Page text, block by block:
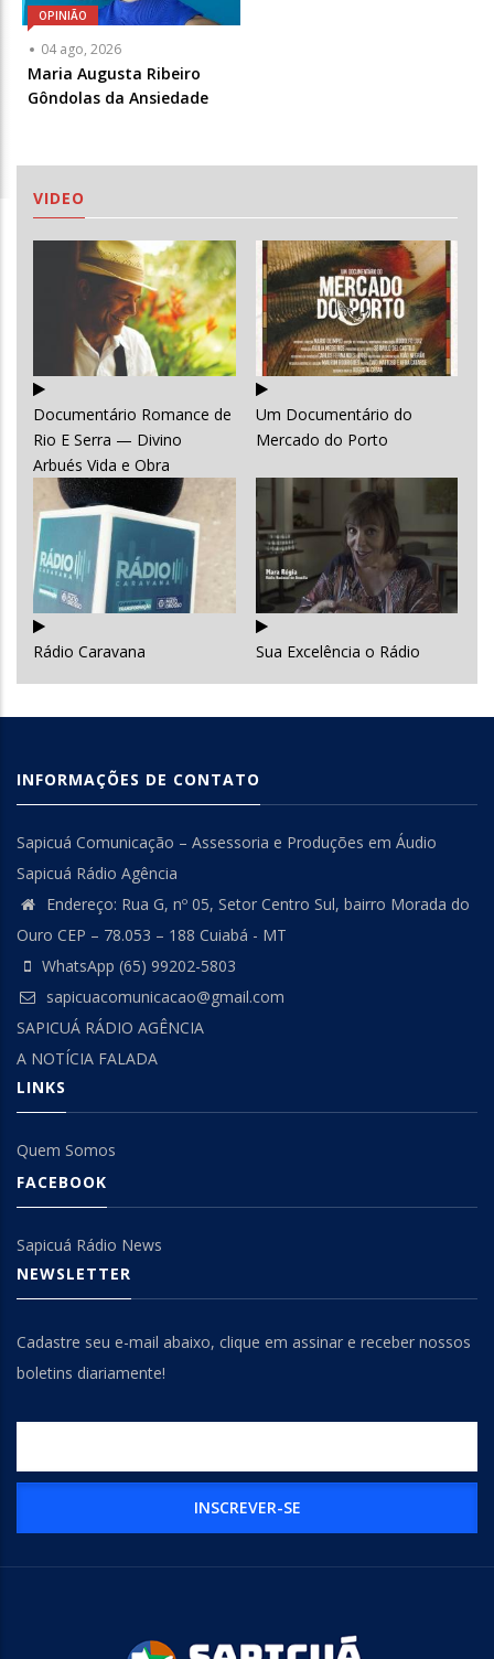
OPINIÃO
04 ago, 2026
Articulista
ou
Chamada
Maria Augusta Ribeiro
Gôndolas da Ansiedade
VIDEO
Documentário Romance de
Rio E Serra — Divino
Arbués Vida e Obra
Um Documentário do
Mercado do Porto
Rádio Caravana Sua Excelência o Rádio
INFORMAÇÕES DE CONTATO
Sapicuá Comunicação – Assessoria e Produções em Áudio
Sapicuá Rádio Agência
Endereço: Rua G, nº 05, Setor Centro Sul, bairro Morada do
Ouro CEP – 78.053 – 188 Cuiabá - MT
WhatsApp (65) 99202-5803
sapicuacomunicacao@gmail.com
SAPICUÁ RÁDIO AGÊNCIA
A NOTÍCIA FALADA
LINKS
Quem Somos
FACEBOOK
Sapicuá Rádio News
NEWSLETTER
Cadastre seu e-mail abaixo, clique em assinar e receber nossos
boletins diariamente!